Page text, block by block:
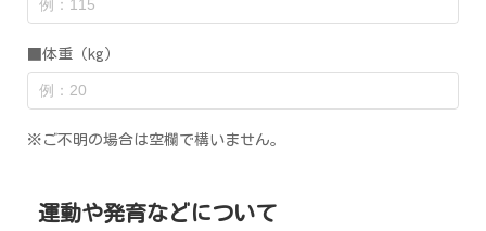
■体重（kg）
※ご不明の場合は空欄で構いません。
運動や発育などについて